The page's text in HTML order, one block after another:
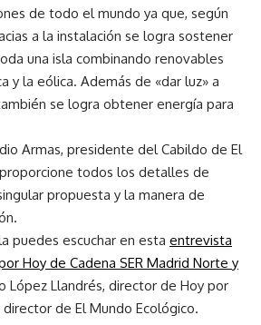
de todo el mundo ya que, según
a la instalación se logra sostener
una isla combinando renovables
y la eólica. Además de «dar luz» a
se logra obtener energía para
Armas, presidente del Cabildo de El
todos los detalles de
propuesta y la manera de
puedes escuchar en esta entrevista
Hoy de Cadena SER Madrid Norte y
López Llandrés, director de Hoy por
director de El Mundo Ecológico.